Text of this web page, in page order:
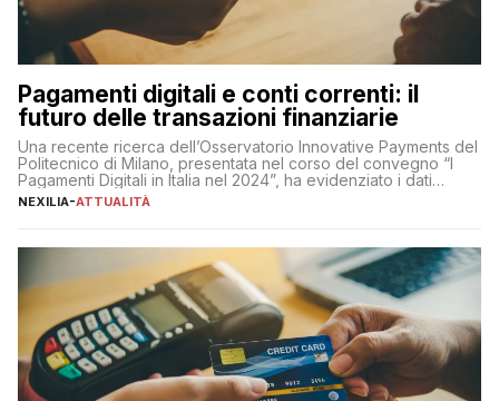
Pagamenti digitali e conti correnti: il
futuro delle transazioni finanziarie
Una recente ricerca dell’Osservatorio Innovative Payments del
Politecnico di Milano, presentata nel corso del convegno “I
Pagamenti Digitali in Italia nel 2024”, ha evidenziato i dati
definitivi del primo semestre 2024 relativamente alle
NEXILIA-ATTUALITÀ